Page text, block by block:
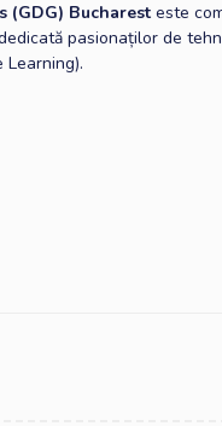
(GDG) Bucharesteste
pasionaților de
Learning).